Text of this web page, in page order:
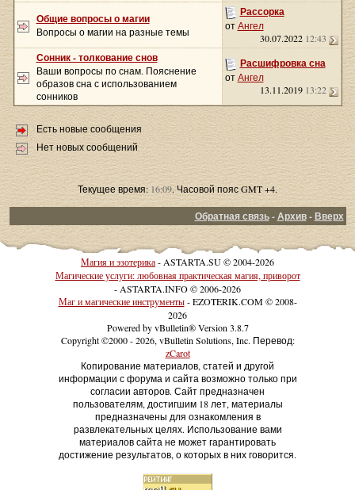
Общие вопросы о магии
Вопросы о магии на разные темы
Рассорка
отАнгел
30.07.2022 12:43
Сонник - толкование снов
Ваши вопросы по снам. Пояснение
образов сна с использованием
сонников
Расшифровка сна
отАнгел
13.11.2019 13:22
Есть новые сообщения
Нет новых сообщений
Текущее время:16:09. Часовой пояс GMT +4.
Обратная связь-Архив-Вверх
Магия и эзотерика- ASTARTA.SU © 2004-2026
Магические услуги: любовная практическая магия, приворот
- ASTARTA.INFO © 2006-2026
Маг и магические инструменты- EZOTERIK.COM © 2008-
2026
Powered by vBulletin® Version 3.8.7
Copyright ©2000 - 2026, vBulletin Solutions, Inc. Перевод:
zCarot
Копирование материалов, статей и другой
информации с форума и сайта возможно только при
согласии авторов. Сайт предназначен
пользователям, достигшим 18 лет, материалы
предназначены для ознакомления в
развлекательных целях. Использование вами
материалов сайта не может гарантировать
достижение результатов, о которых в них говорится.